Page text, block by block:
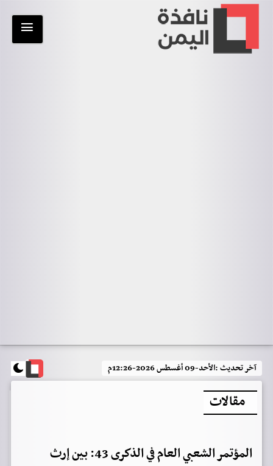
آخر تحديث :الأحد-09 أغسطس 2026-12:26م
مقالات
المؤتمر الشعبي العام في الذكرى 43: بين إرث